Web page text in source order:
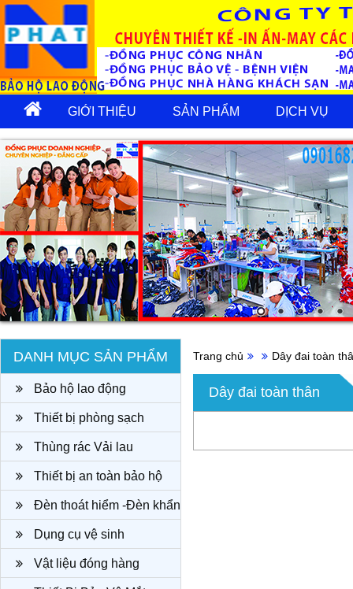
GIỚI THIỆU SẢN PHẨM DỊCH VỤ
DANH MỤC SẢN PHẨM
Bảo hộ lao động
Thiết bị phòng sạch
Thùng rác Vải lau
Thiết bị an toàn bảo hộ
Đèn thoát hiểm -Đèn khẩn
cấpDụng cụ vệ sinh
Vật liệu đóng hàng
Trang chủ Dây đai toàn
Dây đai toàn thân